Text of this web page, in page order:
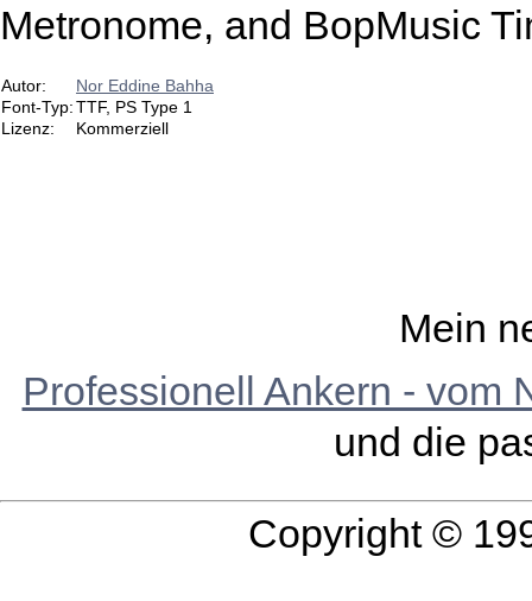
Metronome, and BopMusic
Autor:
Nor Eddine Bahha
Font-Typ:TTF, PS Type 1
Lizenz:
Kommerziell
Mein
Professionell Ankern - vom
und die
Copyright ©